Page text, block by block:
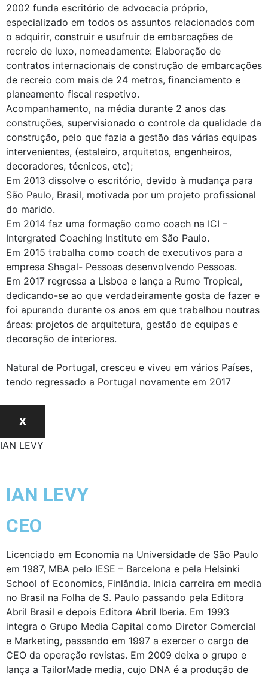
2002 funda escritório de advocacia próprio,
especializado em todos os assuntos relacionados com
o adquirir, construir e usufruir de embarcações de
recreio de luxo, nomeadamente: Elaboração de
contratos internacionais de construção de embarcações
de recreio com mais de 24 metros, financiamento e
planeamento fiscal respetivo.
Acompanhamento, na média durante 2 anos das
construções, supervisionado o controle da qualidade da
construção, pelo que fazia a gestão das várias equipas
intervenientes, (estaleiro, arquitetos, engenheiros,
decoradores, técnicos, etc);
Em 2013 dissolve o escritório, devido à mudança para
São Paulo, Brasil, motivada por um projeto profissional
do marido.
Em 2014 faz uma formação como coach na ICI –
Intergrated Coaching Institute em São Paulo.
Em 2015 trabalha como coach de executivos para a
empresa Shagal- Pessoas desenvolvendo Pessoas.
Em 2017 regressa a Lisboa e lança a Rumo Tropical,
dedicando-se ao que verdadeiramente gosta de fazer e
foi apurando durante os anos em que trabalhou noutras
áreas: projetos de arquitetura, gestão de equipas e
decoração de interiores.
Natural de Portugal, cresceu e viveu em vários Países,
tendo regressado a Portugal novamente em 2017
X
IAN LEVY
IAN LEVY
CEO
Licenciado em Economia na Universidade de São Paulo
em 1987, MBA pelo IESE – Barcelona e pela Helsinki
School of Economics, Finlândia. Inicia carreira em media
no Brasil na Folha de S. Paulo passando pela Editora
Abril Brasil e depois Editora Abril Iberia. Em 1993
integra o Grupo Media Capital como Diretor Comercial
e Marketing, passando em 1997 a exercer o cargo de
CEO da operação revistas. Em 2009 deixa o grupo e
lança a TailorMade media, cujo DNA é a produção de